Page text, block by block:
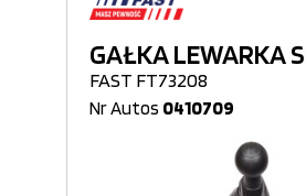
GAŁKA LEWARKA
FAST FT73208
Nr Autos 0410709